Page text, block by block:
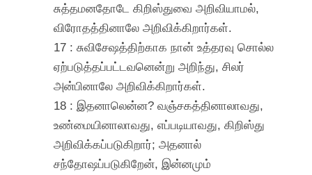
சுத்தமனதோடே கிறிஸ்துவை அறிவியாமல்,
விரோதத்தினாலே அறிவிக்கிறார்கள்.
17 : சுவிசேஷத்திற்காக நான் உத்தரவு சொல்ல
ஏற்படுத்தப்பட்டவனென்று அறிந்து, சிலர்
அன்பினாலே அறிவிக்கிறார்கள்.
18 : இதனாலென்ன? வஞ்சகத்தினாலாவது,
உண்மையினாலாவது, எப்படியாவது, கிறிஸ்து
அறிவிக்கப்படுகிறார்; அதனால்
சந்தோஷப்படுகிறேன், இன்னமும்